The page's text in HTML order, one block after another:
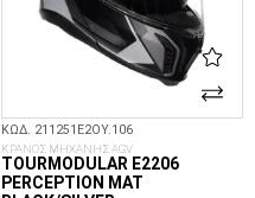
ΚΩΔ. 211251E2OY.106
ΚΡΑΝΟΣ ΜΗΧΑΝΗΣ AGV
TOURMODULAR E2206
PERCEPTION MAT